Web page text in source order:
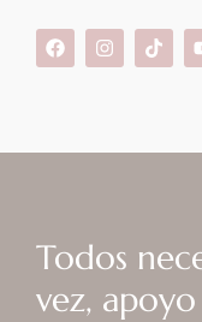
Todos
vez,